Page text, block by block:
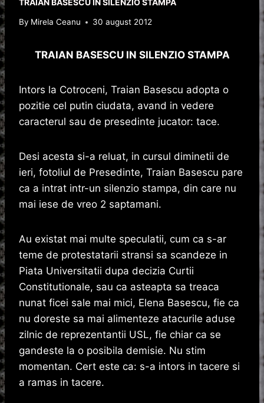
By Mirela Ceanu 30 august 2012
TRAIAN BASESCU IN SILENZIO STAMPA
Intors la Cotroceni, Traian Basescu adopta o
pozitie cel putin ciudata, avand in vedere
caracterul sau de presedinte jucator: tace.
Desi acesta si-a reluat, in cursul diminetii de
ieri, fotoliul de Presedinte, Traian Basescu pare
ca a intrat intr-un silenzio stampa, din care nu
mai iese de vreo 2 saptamani.
Au existat mai multe speculatii, cum ca s-ar
teme de protestatarii stransi sa scandeze in
Piata Universitatii dupa decizia Curtii
Constitutionale, sau ca asteapta sa treaca
nunat ficei sale mai mici, Elena Basescu, fie ca
nu doreste sa mai alimenteze atacurile aduse
zilnic de reprezentantii USL, fie chiar ca se
gandeste la o posibila demisie. Nu stim
momentan. Cert este ca: s-a intors in tacere si
a ramas in tacere.